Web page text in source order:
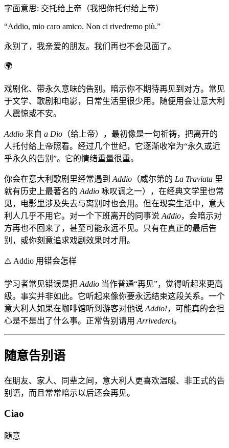
字面意思: 交托给上帝（我把你托付给上帝）
“Addio, mio caro amico. Non ci rivedremo più.”
永别了，我亲爱的朋友。我们再也不会见面了。
🌍
戏剧化、带永久意味的告别。暗示你不期待再见到对方。常见
于文学、歌剧和电影，日常生活里很少用。随便用会让意大利
人震惊或不安。
Addio 来自 a Dio （给上帝），最初像是一句祈祷，把离开的
人托付给上帝照看。经过几个世纪，它逐渐收窄为“永久或近
乎永久的告别”。它的情绪重量很重。
你会在意大利歌剧里经常遇到 Addio （威尔第的 La Traviata 里
就有历史上最著名的 Addio 咏叹调之一），在经典文学里也常
见，电影里涉及失去与离别时也会用。但在现实生活中，意大
利人几乎不用它。对一个下班离开的同事说 Addio，会暗示对
方再也不回来了，甚至可能永远不见。只有在真正的最后告
别，或你刻意追求戏剧效果时才用。
⚠️ Addio 用错会怎样
学习者常见错误是把 Addio 当作普通“再见”，觉得听起来更高
级。事实并非如此。它听起来像你要永远结束这段关系。一个
意大利人如果在咖啡馆听到游客对他说 Addio!，可能真的会担
心是不是出了什么事。正常告别请用 Arrivederci。
随意告别语
在朋友、家人、同辈之间，意大利人更喜欢温暖、非正式的告
别语，而且常常暗示以后还会再见。
Ciao
随意